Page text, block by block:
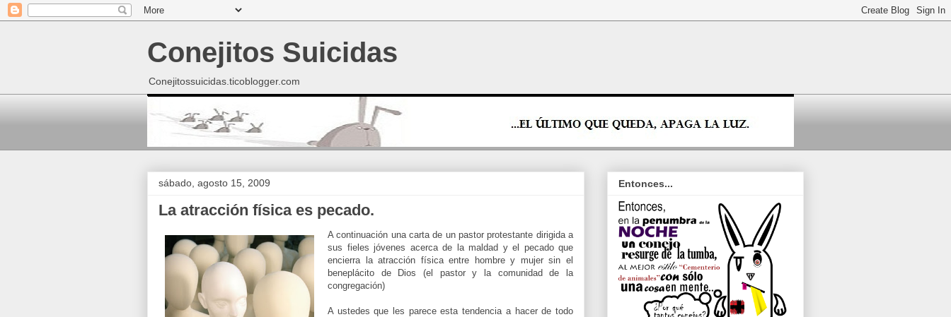
Conejitos Suicidas
Conejitossuicidas.ticoblogger.com
sábado, agosto 15, 2009
La atracción física es pecado.
A continuación una carta de un pastor protestante dirigida a
sus fieles jóvenes acerca de la maldad y el pecado que
encierra la atracción física entre
hom brey mujer sin el
beneplácito de Dios (el pastor y la comunidad de la
congregación)
A ustedes que les parece estatendenciaa hacer de todo
Entonces...